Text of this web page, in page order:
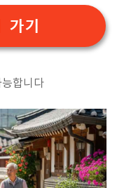
기
합니다